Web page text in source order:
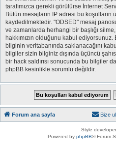
tarafımızca gerekli görülürse İnternet
Bütün mesajların IP adresi bu koşulların
kaydedilmektedir. "ODSED" mesaj
ve zamanlarda herhangi bir başlığı
hakkımızın olduğunu kabul
bilginin veritabanında saklanacağını
bilgiler sizin bilginiz dışında üçüncü
bir hack saldırısı sonucunda bu bilgiler
phpBB kesinlikle sorumlu değildir.
Forum ana sayfa Bize
Style
Powered by phpBB® Forum